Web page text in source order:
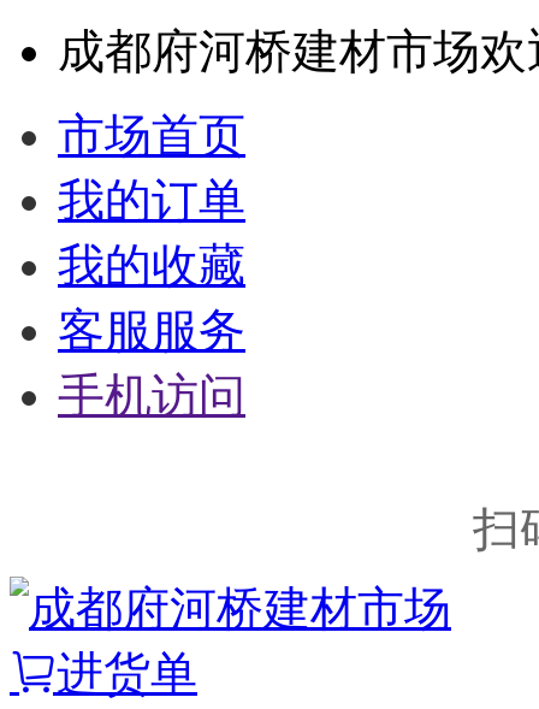
成都府河桥建材市场
市场首页
我的订单
我的收藏
客服服务
手机访问
扫
进货单